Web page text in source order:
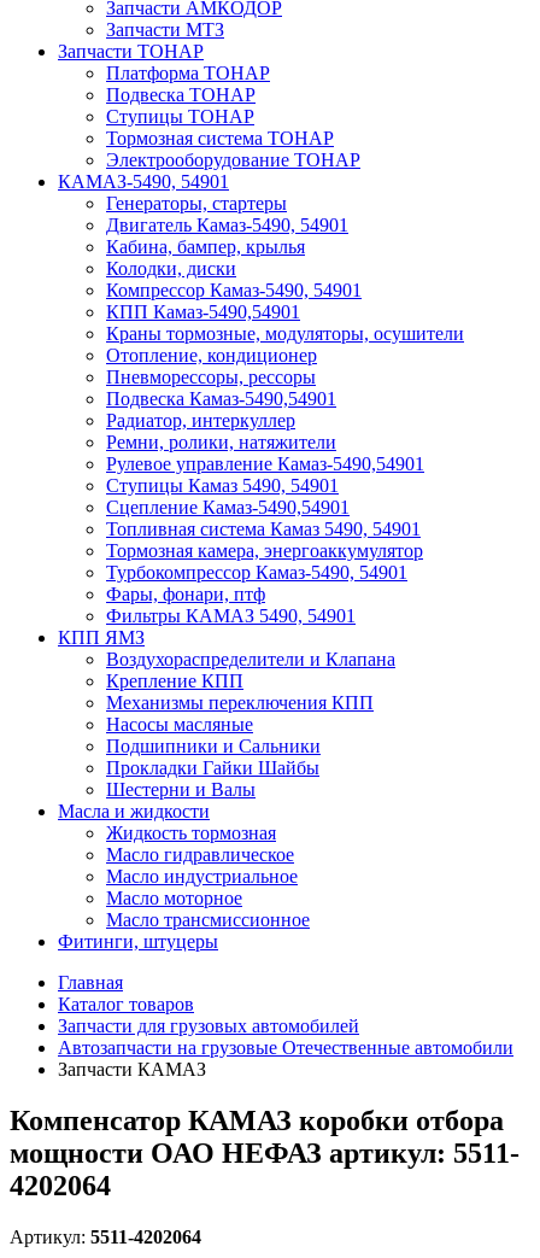
Запчасти АМКОДОР
Запчасти МТЗ
Запчасти ТОНАР
Платформа ТОНАР
Подвеска ТОНАР
Ступицы ТОНАР
Тормозная система ТОНАР
Электрооборудование ТОНАР
КАМАЗ-5490, 54901
Генераторы, стартеры
Двигатель Камаз-5490, 54901
Кабина, бампер, крылья
Колодки, диски
Компрессор Камаз-5490, 54901
КПП Камаз-5490,54901
Краны тормозные, модуляторы, осушители
Отопление, кондиционер
Пневморессоры, рессоры
Подвеска Камаз-5490,54901
Радиатор, интеркуллер
Ремни, ролики, натяжители
Рулевое управление Камаз-5490,54901
Ступицы Камаз 5490, 54901
Сцепление Камаз-5490,54901
Топливная система Камаз 5490, 54901
Тормозная камера, энергоаккумулятор
Турбокомпрессор Камаз-5490, 54901
Фары, фонари, птф
Фильтры КАМАЗ 5490, 54901
КПП ЯМЗ
Воздухораспределители и Клапана
Крепление КПП
Механизмы переключения КПП
Насосы масляные
Подшипники и Сальники
Прокладки Гайки Шайбы
Шестерни и Валы
Масла и жидкости
Жидкость тормозная
Масло гидравлическое
Масло индустриальное
Масло моторное
Масло трансмиссионное
Фитинги, штуцеры
Главная
Каталог товаров
Запчасти для грузовых автомобилей
Автозапчасти на грузовые Отечественные автомобили
Запчасти КАМАЗ
Компенсатор КАМАЗ коробки отбора
мощности ОАО НЕФАЗ артикул: 5511-
4202064
Артикул: 5511-4202064